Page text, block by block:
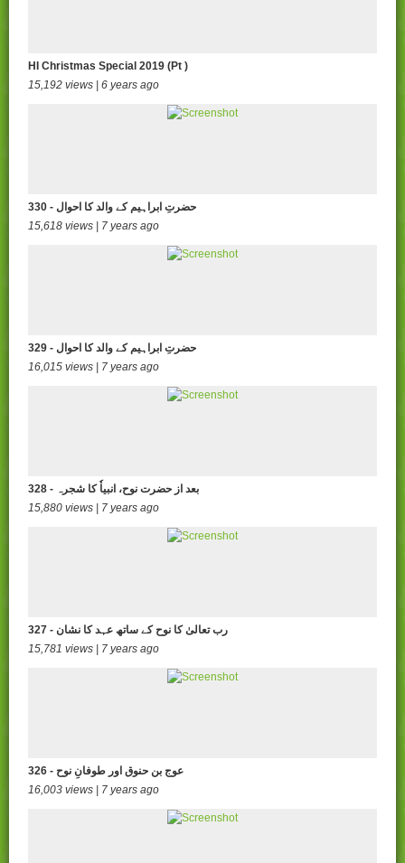
HI Christmas Special 2019 (Pt )
15,192 views | 6 years ago
330 - حضرتِ ابراہیم کے والد کا احوال
15,618 views | 7 years ago
329 - حضرتِ ابراہیم کے والد کا احوال
16,015 views | 7 years ago
328 - بعد از حضرت نوح، انبیاٗ کا شجرہ
15,880 views | 7 years ago
327 - رب تعالیٰ کا نوح کے ساتھ عہد کا نشان
15,781 views | 7 years ago
326 - عوج بن حنوق اور طوفانِ نوح
16,003 views | 7 years ago